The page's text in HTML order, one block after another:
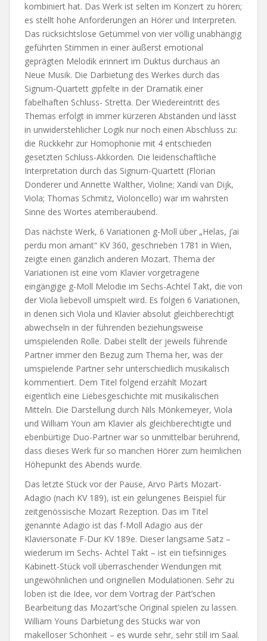
kombiniert hat. Das Werk ist selten im Konzert zu hören;
es stellt hohe Anforderungen an Hörer und Interpreten.
Das rücksichtslose Getümmel von vier völlig unabhängig
geführten Stimmen in einer äußerst emotional
geprägten Melodik erinnert im Duktus durchaus an
Neue Musik. Die Darbietung des Werkes durch das
Signum-Quartett gipfelte in der Dramatik einer
fabelhaften Schluss- Stretta. Der Wiedereintritt des
Themas erfolgt in immer kürzeren Abständen und lässt
in unwiderstehlicher Logik nur noch einen Abschluss zu:
die Rückkehr zur Homophonie mit 4 entschieden
gesetzten Schluss-Akkorden. Die leidenschaftliche
Interpretation durch das Signum-Quartett (Florian
Donderer und Annette Walther, Violine; Xandi van Dijk,
Viola; Thomas Schmitz, Violoncello) war im wahrsten
Sinne des Wortes atemberaubend.
Das nächste Werk, 6 Variationen g-Moll über „Helas, j’ai
perdu mon amant“ KV 360, geschrieben 1781 in Wien,
zeigte einen gänzlich anderen Mozart. Thema der
Variationen ist eine vom Klavier vorgetragene
eingängige g-Moll Melodie im Sechs-Achtel Takt, die von
der Viola liebevoll umspielt wird. Es folgen 6 Variationen,
in denen sich Viola und Klavier absolut gleichberechtigt
abwechseln in der führenden beziehungsweise
umspielenden Rolle. Dabei stellt der jeweils führende
Partner immer den Bezug zum Thema her, was der
umspielende Partner sehr unterschiedlich musikalisch
kommentiert. Dem Titel folgend erzählt Mozart
eigentlich eine Liebesgeschichte mit musikalischen
Mitteln. Die Darstellung durch Nils Mönkemeyer, Viola
und William Youn am Klavier als gleichberechtigte und
ebenbürtige Duo-Partner war so unmittelbar berührend,
dass dieses Werk für so manchen Hörer zum heimlichen
Höhepunkt des Abends wurde.
Das letzte Stück vor der Pause, Arvo Pärts Mozart-
Adagio (nach KV 189), ist ein gelungenes Beispiel für
zeitgenössische Mozart Rezeption. Das im Titel
genannte Adagio ist das f-Moll Adagio aus der
Klaviersonate F-Dur KV 189e. Dieser langsame Satz –
wiederum im Sechs- Achtel Takt – ist ein tiefsinniges
Kabinett-Stück voll überraschender Wendungen mit
ungewöhnlichen und originellen Modulationen. Sehr zu
loben ist die Idee, vor dem Vortrag der Pärt’schen
Bearbeitung das Mozart’sche Original spielen zu lassen.
William Youns Darbietung des Stücks war von
makelloser Schönheit – es wurde sehr, sehr still im Saal.